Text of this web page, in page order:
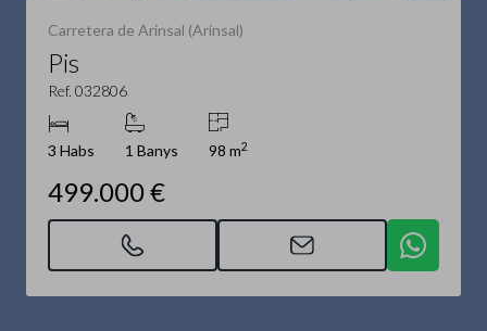
Carretera de Arinsal (Arinsal)
Pis
Ref. 032806
3 Habs 1 Banys 98 m2
499.000 €